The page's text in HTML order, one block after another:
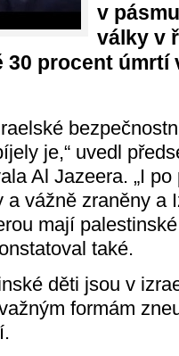
v
války v
30 procent úmrtí
je,“ uvedl
Al Jazeera. „I
vážně zraněny a
mají
také.
děti jsou v
formám